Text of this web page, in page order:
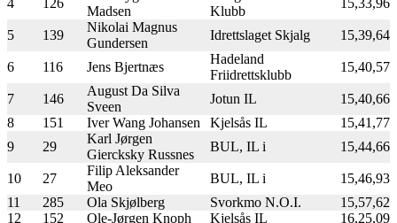
4 126
Madsen
Klubb
15,33,96
5 139
Nikolai Magnus
Gundersen
Idrettslaget Skjalg 15,39,64
6 116 Jens Bjertnæs
Hadeland
Friidrettsklubb
15,40,57
7 146
August Da Silva
Sveen
Jotun IL
15,40,66
8
151 Iver Wang Johansen Kjelsås IL
15,41,77
9
29
Karl Jørgen
Giercksky Russnes
BUL, IL i 15,44,66
10 27
Filip Aleksander
Meo
BUL, IL i
15,46,93
11
285 Ola Skjølberg Svorkmo N.O.I.
15,57,62
12
152 Ole-Jørgen Knoph Kjelsås IL
16,25,09